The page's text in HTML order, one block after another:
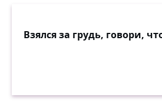
Взялся за грудь, говори,